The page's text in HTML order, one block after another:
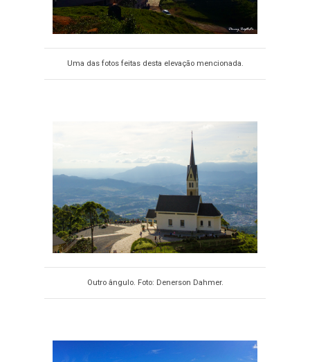
Uma das fotos feitas desta elevação mencionada.
Outro ângulo. Foto: Denerson Dahmer.